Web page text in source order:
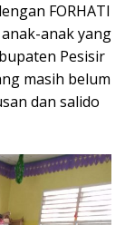
FORHATI
anak yang
Pesisir
masih belum
dan salido